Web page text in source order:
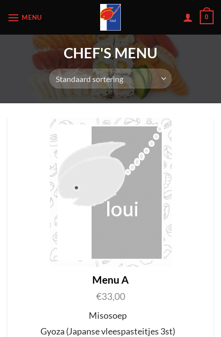
naar
MENU 0
CHEF'S MENU
Menu A
€33,00
Misosoep
Gyoza (Japansevleespasteitjes 3st)